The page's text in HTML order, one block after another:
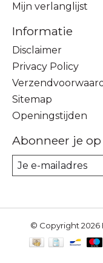
Mijn verlanglijst
Informatie
Disclaimer
Privacy Policy
Sitemap
Openingstijden
Abonneer je
© Copyright 2026